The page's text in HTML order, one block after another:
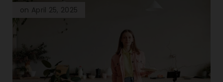
on April 25, 2025